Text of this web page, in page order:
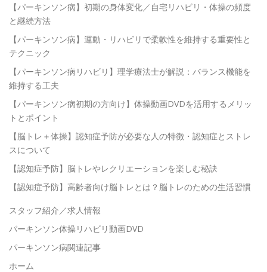
【パーキンソン病】初期の身体変化／自宅リハビリ・体操の頻度
と継続方法
【パーキンソン病】運動・リハビリで柔軟性を維持する重要性と
テクニック
【パーキンソン病リハビリ】理学療法士が解説：バランス機能を
維持する工夫
【パーキンソン病初期の方向け】体操動画DVDを活用するメリッ
トとポイント
【脳トレ＋体操】認知症予防が必要な人の特徴・認知症とストレ
スについて
【認知症予防】脳トレやレクリエーションを楽しむ秘訣
【認知症予防】高齢者向け脳トレとは？脳トレのための生活習慣
スタッフ紹介／求人情報
パーキンソン体操リハビリ動画DVD
パーキンソン病関連記事
ホーム